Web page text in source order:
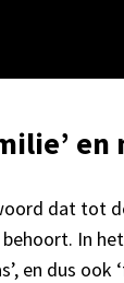
dat tot
In
en dus